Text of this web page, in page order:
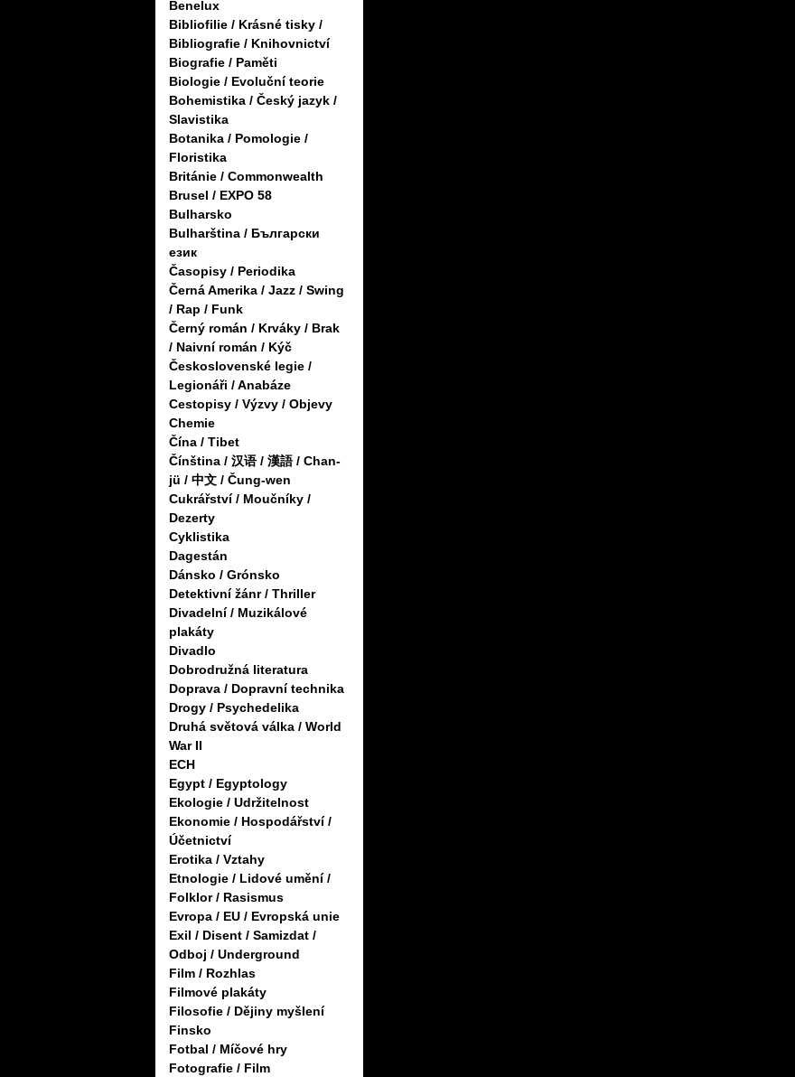
Benelux
Bibliofilie / Krásné tisky /
Bibliografie / Knihovnictví
Biografie / Paměti
Biologie / Evoluční teorie
Bohemistika / Český jazyk /
Slavistika
Botanika / Pomologie /
Floristika
Británie / Commonwealth
Brusel / EXPO 58
Bulharsko
Bulharština / Български
език
Časopisy / Periodika
Černá Amerika / Jazz / Swing
/ Rap / Funk
Černý román / Krváky / Brak
/ Naivní román / Kýč
Československé legie /
Legionáři / Anabáze
Cestopisy / Výzvy / Objevy
Chemie
Čína / Tibet
Čínština / 汉语 / 漢語 / Chan-
jü / 中文 / Čung-wen
Cukrářství / Moučníky /
Dezerty
Cyklistika
Dagestán
Dánsko / Grónsko
Detektivní žánr / Thriller
Divadelní / Muzikálové
plakáty
Divadlo
Dobrodružná literatura
Doprava / Dopravní technika
Drogy / Psychedelika
Druhá světová válka / World
War II
ECH
Egypt / Egyptology
Ekologie / Udržitelnost
Ekonomie / Hospodářství /
Účetnictví
Erotika / Vztahy
Etnologie / Lidové umění /
Folklor / Rasismus
Evropa / EU / Evropská unie
Exil / Disent / Samizdat /
Odboj / Underground
Film / Rozhlas
Filmové plakáty
Filosofie / Dějiny myšlení
Finsko
Fotbal / Míčové hry
Fotografie / Film